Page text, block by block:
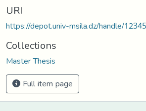
URI
https://depot.univ-msila.dz/handle/
Collections
Master Thesis
Full item page